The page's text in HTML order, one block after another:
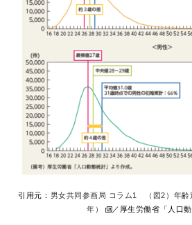
引用元： 男女共同参画局 コラム1 （図2）年齢
年）
／厚生労働省「人口動